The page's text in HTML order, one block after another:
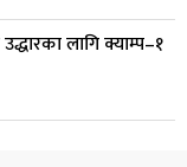
नयाँ प्रयास, दुई
लागि क्याम्प–१